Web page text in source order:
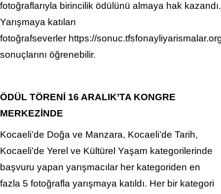
fotoğraflarıyla birincilik ödülünü almaya hak kazandı.
Yarışmaya katılan
fotoğrafseverler https://
sonuçlarını öğrenebilir.
ÖDÜL TÖRENİ 16 ARALIK’TA KONGRE
MERKEZİNDE
Kocaeli’de Doğa ve Manzara, Kocaeli’de Tarih,
Kocaeli’de Yerel ve Kültürel Yaşam kategorilerinde
başvuru yapan yarışmacılar her kategoriden en
fazla 5 fotoğrafla yarışmaya katıldı. Her bir kategori